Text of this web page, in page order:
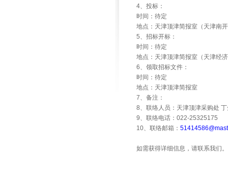
4、投标：
时间：待定
地点：天津顶津简报室（天津南
5、招标开标：
时间：待定
地点：天津顶津简报室（天津经
6、领取招标文件：
时间：待定
地点：天津顶津简报室
7、备注：
8、联络人员：天津顶津采购处
9、联络电话： 022-25325175
10、联络邮箱：
如需获得详细信息，请联系我们。